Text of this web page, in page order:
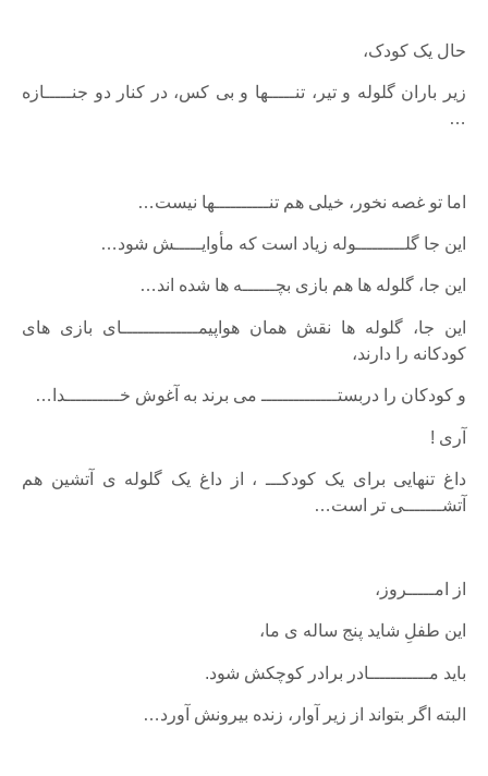
حال یک کودک،
زیر باران گلوله و تیر، تنـــــها و بی کس، در کنار دو جنـــــازه
…
اما تو غصه نخور، خیلی هم تنــــــــــها نیست…
این جا گلـــــــــوله زیاد است که مأوایـــــش شود…
این جا، گلوله ها هم بازی بچــــــه ها شده اند…
این جا، گلوله ها نقش همان هواپیمــــــــــــــای بازی های
کودکانه را دارند،
و کودکان را دربستــــــــــــــ می برند به آغوش خــــــــــدا…
آری !
داغ تنهایی برای یک کودکـــ ، از داغ یک گلوله ی آتشین هم
آتشـــــــی تر است…
از امـــــروز،
این طفلِ شاید پنج ساله ی ما،
باید مـــــــــــادر برادر کوچکش شود.
البته اگر بتواند از زیر آوار، زنده بیرونش آورد…